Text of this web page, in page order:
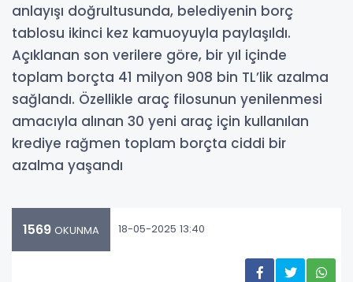
anlayışı doğrultusunda, belediyenin borç
tablosu ikinci kez kamuoyuyla paylaşıldı.
Açıklanan son verilere göre, bir yıl içinde
toplam borçta 41 milyon 908 bin TL’lik azalma
sağlandı. Özellikle araç filosunun yenilenmesi
amacıyla alınan 30 yeni araç için kullanılan
krediye rağmen toplam borçta ciddi bir
azalma yaşandı
1569 OKUNMA 18-05-2025 13:40